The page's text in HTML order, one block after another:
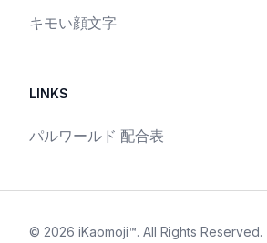
キモい顔文字
LINKS
パルワールド 配合表
© 2026 iKaomoji™. All Rights Reserved.